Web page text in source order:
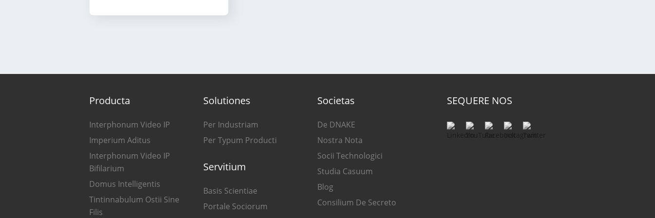
Producta
Interphonum Video IP
Imperium Aditus
Interphonum Video IP
Bifilarium
Domus Intelligentis
Tintinnabulum Ostii Sine
Filis
Solutiones
Per Industriam
Per Typum Producti
Servitium
Basis Scientiae
Portale Sociorum
Societas
De DNAKE
Nostra Nota
Socii Technologici
Studia Casuum
Blog
Consilium De Secreto
SEQUERE NOS